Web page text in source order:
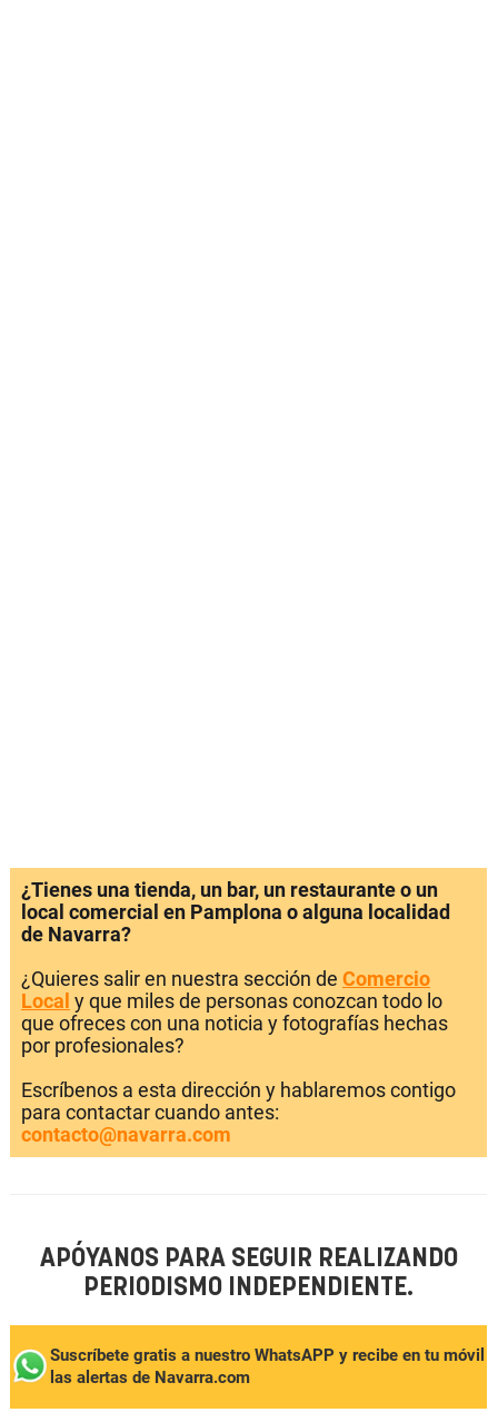
¿Tienes una tienda, un bar, un restaurante o un
local comercial en Pamplona o alguna localidad
de Navarra?
¿Quieres salir en nuestra sección de Comercio
Local y que miles de personas conozcan todo lo
que ofreces con una noticia y fotografías hechas
por profesionales?
Escríbenos a esta dirección y hablaremos contigo
para contactar cuando antes:
contacto@navarra.com
APÓYANOS PARA SEGUIR REALIZANDO
PERIODISMO INDEPENDIENTE.
Suscríbete gratis a nuestro WhatsAPP y recibe en tu móvil
las alertas de Navarra.com